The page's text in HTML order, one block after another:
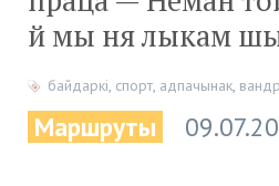
й мы ня лыкам
байдаркі, спорт, адпачынак,
Маршруты